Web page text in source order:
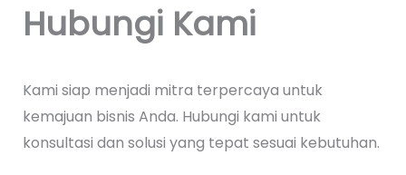
Hubungi Kami
Kami siap menjadi mitra terpercaya untuk
kemajuan bisnis Anda. Hubungi kami untuk
konsultasi dan solusi yang tepat sesuai kebutuhan.